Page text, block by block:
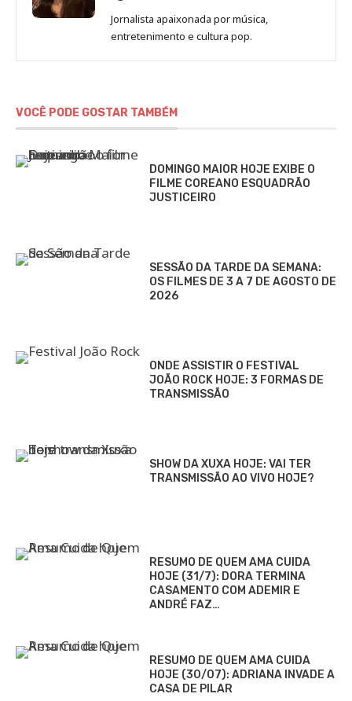
de
Marina
Jornalista apaixonada por música,
entretenimento e cultura pop.
VOCÊ PODE GOSTAR TAMBÉM
DOMINGO MAIOR HOJE EXIBE O
FILME COREANO ESQUADRÃO
JUSTICEIRO
SESSÃO DA TARDE DA SEMANA:
OS FILMES DE 3 A 7 DE AGOSTO DE
2026
ONDE ASSISTIR O FESTIVAL
JOÃO ROCK HOJE: 3 FORMAS DE
TRANSMISSÃO
SHOW DA XUXA HOJE: VAI TER
TRANSMISSÃO AO VIVO HOJE?
RESUMO DE QUEM AMA CUIDA
HOJE (31/7): DORA TERMINA
CASAMENTO COM ADEMIR E
ANDRÉ FAZ…
RESUMO DE QUEM AMA CUIDA
HOJE (30/07): ADRIANA INVADE A
CASA DE PILAR